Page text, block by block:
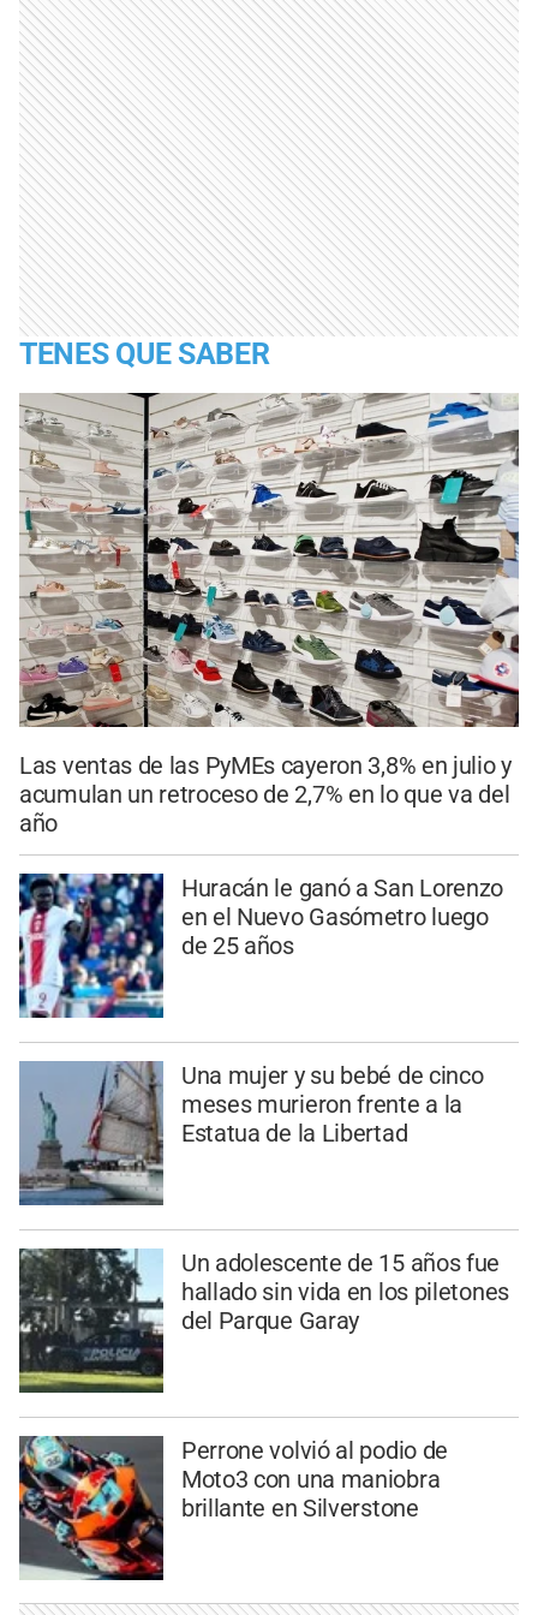
TENES QUE SABER
Las ventas de las PyMEs cayeron 3,8% en julio y
acumulan un retroceso de 2,7% en lo que va del
año
Huracán le ganó a San Lorenzo
en el Nuevo Gasómetro luego
de 25 años
Una mujer y su bebé de cinco
meses murieron frente a la
Estatua de la Libertad
Un adolescente de 15 años fue
hallado sin vida en los piletones
del Parque Garay
Perrone volvió al podio de
Moto3 con una maniobra
brillante en Silverstone